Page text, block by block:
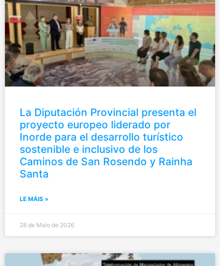
La Diputación Provincial presenta el
proyecto europeo liderado por
Inorde para el desarrollo turístico
sostenible e inclusivo de los
Caminos de San Rosendo y Rainha
Santa
LE MÁIS »
28 de Maio de 2026